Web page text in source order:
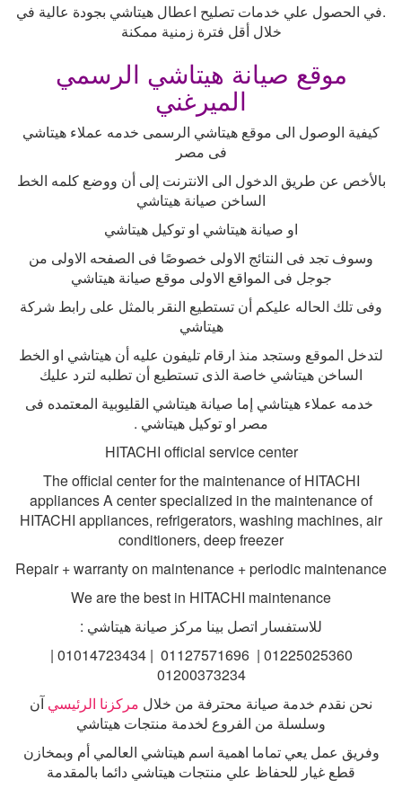
.في الحصول علي خدمات تصليح اعطال هيتاشي بجودة عالية في
خلال أقل فترة زمنية ممكنة
موقع صيانة هيتاشي الرسمي
الميرغني
كيفية الوصول الى موقع هيتاشي الرسمى خدمه عملاء هيتاشي
فى مصر
بالأخص عن طريق الدخول الى الانترنت إلى أن ووضع كلمه الخط
الساخن صيانة هيتاشي
او صيانة هيتاشي او توكيل هيتاشي
وسوف تجد فى النتائج الاولى خصوصًا فى الصفحه الاولى من
جوجل فى المواقع الاولى موقع صيانة هيتاشي
وفى تلك الحاله عليكم أن تستطيع النقر بالمثل على رابط شركة
هيتاشي
لتدخل الموقع وستجد منذ ارقام تليفون عليه أن هيتاشي او الخط
الساخن هيتاشي خاصة الذى تستطيع أن تطلبه لترد عليك
خدمه عملاء هيتاشي إما صيانة هيتاشي القليوبية المعتمده فى
مصر او توكيل هيتاشي .
HITACHI official service center
The official center for the maintenance of HITACHI
appliances A center specialized in the maintenance of
HITACHI appliances, refrigerators, washing machines, air
conditioners, deep freezer
Repair + warranty on maintenance + periodic maintenance
We are the best in HITACHI maintenance
للاستفسار اتصل بينا مركز صيانة هيتاشي :
01225025360 | 01127571696 | 01014723434 |
01200373234
نحن نقدم خدمة صيانة محترفة من خلال مركزنا الرئيسي آن
وسلسلة من الفروع لخدمة منتجات هيتاشي
وفريق عمل يعي تماما اهمية اسم هيتاشي العالمي أم وبمخازن
قطع غيار للحفاظ علي منتجات هيتاشي دائما بالمقدمة